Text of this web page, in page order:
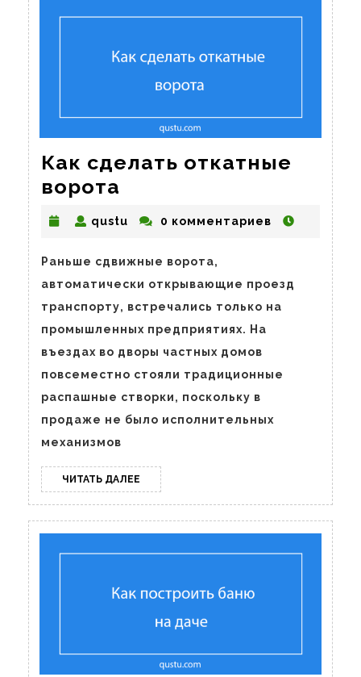
Как сделать откатные
ворота
сделать
откатные
ворота
qustu qustu0 комментариев
Раньше сдвижные ворота,
автоматически открывающие проезд
транспорту, встречались только на
промышленных предприятиях. На
въездах во дворы частных домов
повсеместно стояли традиционные
распашные створки, поскольку в
продаже не было исполнительных
механизмов
ЧИТАТЬ ДАЛЕЕ ЧИТАТЬ
ДАЛЕЕ